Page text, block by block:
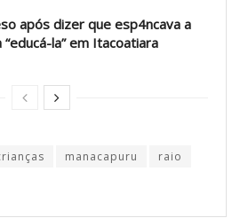
após dizer que esp4ncava a
la” em Itacoatiara
manacapuru raio